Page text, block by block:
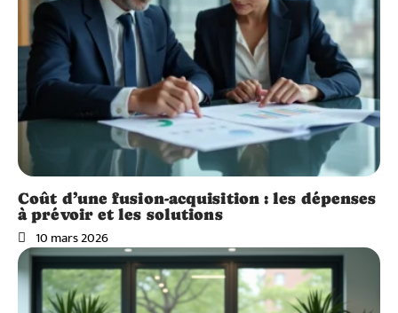
Coût d’une fusion-acquisition : les dépenses
à prévoir et les solutions
10 mars 2026